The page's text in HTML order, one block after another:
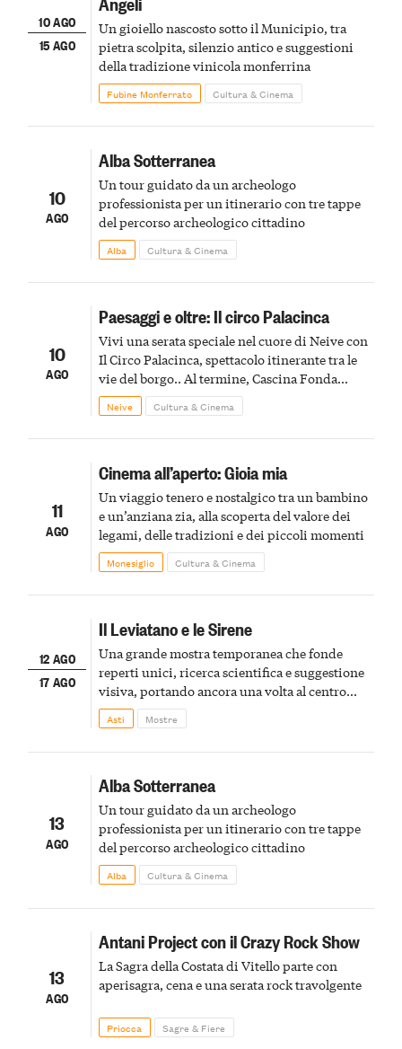
10 AGO
15 AGO
Un gioiello nascosto sotto il Municipio, tra
pietra scolpita, silenzio antico e suggestioni
della tradizione vinicola monferrina
Fubine Monferrato Cultura & Cinema
10
AGO
Alba Sotterranea
Un tour guidato da un archeologo
professionista per un itinerario con tre tappe
del percorso archeologico cittadino
Alba Cultura & Cinema
10
AGO
Paesaggi e oltre: Il circo Palacinca
Vivi una serata speciale nel cuore di Neive con
Il Circo Palacinca, spettacolo itinerante tra le
vie del borgo.. Al termine, Cascina Fonda
Winery offrirà una degustazione di due
spumanti.
Neive Cultura & Cinema
11
AGO
Cinema all’aperto: Gioia mia
Un viaggio tenero e nostalgico tra un bambino
e un’anziana zia, alla scoperta del valore dei
legami, delle tradizioni e dei piccoli momenti
Monesiglio Cultura & Cinema
12 AGO
17 AGO
Il Leviatano e le Sirene
Una grande mostra temporanea che fonde
reperti unici, ricerca scientifica e suggestione
visiva, portando ancora una volta al centro
della scena le meraviglie del passato astigiano
Asti Mostre
13
AGO
Alba Sotterranea
Un tour guidato da un archeologo
professionista per un itinerario con tre tappe
del percorso archeologico cittadino
Alba Cultura & Cinema
13
AGO
Antani Project con il Crazy Rock Show
La Sagra della Costata di Vitello parte con
aperisagra, cena e una serata rock travolgente
Priocca Sagre & Fiere